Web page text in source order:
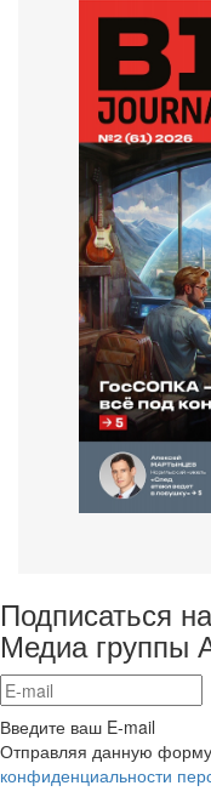
Подписаться
Медиа группы
Введите ваш E-mail
Отправляя данную
конфиденциальности